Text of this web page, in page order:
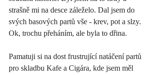
strašně mi na desce záleželo. Dal jsem do
svých basových partů vše - krev, pot a slzy.
Ok, trochu přeháním, ale byla to dřina.
Pamatuji si na dost frustrující natáčení partů
pro skladbu Kafe a Cigára, kde jsem měl